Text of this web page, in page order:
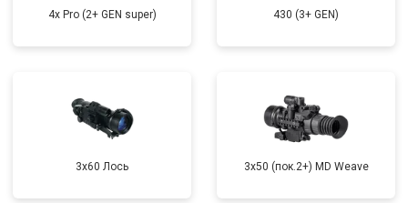
4x Pro (2+ GEN super) 430 (3+ GEN)
3x60 Лось 3x50 (пок.2+) MD Weave